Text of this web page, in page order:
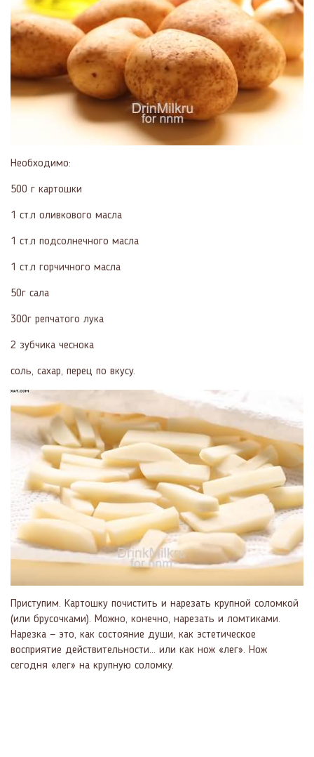
Необходимо:
500 г картошки
1 ст.л оливкового масла
1 ст.л подсолнечного масла
1 ст.л горчичного масла
50г сала
300г репчатого лука
2 зубчика чеснока
соль, сахар, перец по вкусу.
Приступим. Картошку почистить и нарезать крупной соломкой
(или брусочками). Можно, конечно, нарезать и ломтиками.
Нарезка — это, как состояние души, как эстетическое
восприятие действительности... или как нож «лег». Нож
сегодня «лег» на крупную соломку.